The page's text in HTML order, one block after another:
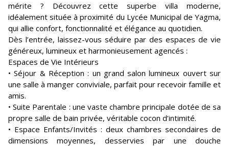
mérite ? Découvrez cette superbe villa moderne,
idéalement située à proximité du Lycée Municipal de Yagma,
qui allie confort, fonctionnalité et élégance au quotidien.
Dès l’entrée, laissez-vous séduire par des espaces de vie
généreux, lumineux et harmonieusement agencés :
Espaces de Vie Intérieurs
• Séjour & Réception : un grand salon lumineux ouvert sur
une salle à manger conviviale, parfait pour recevoir famille et
amis.
• Suite Parentale : une vaste chambre principale dotée de sa
propre salle de bain privée, véritable cocon d’intimité.
• Espace Enfants/Invités : deux chambres secondaires de
dimensions moyennes, desservies par une douche